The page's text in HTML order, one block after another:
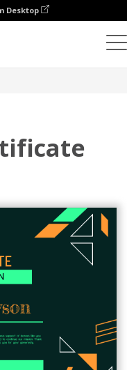
Desktop